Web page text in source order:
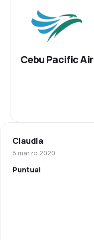
Cebu Pacific Air
Red de conexiones
Precio del billete
Claudia
5 marzo 2020
Puntual